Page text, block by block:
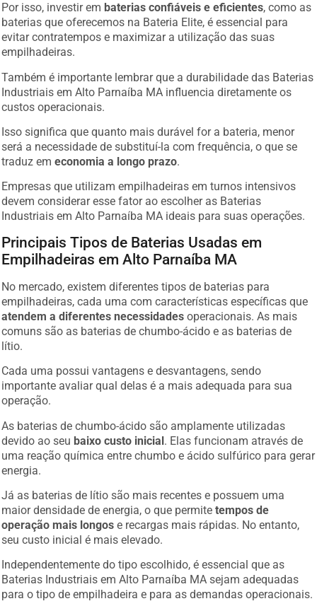
Por isso, investir em baterias confiáveis e eficientes, como as
baterias que oferecemos na Bateria Elite, é essencial para
evitar contratempos e maximizar a utilização das suas
empilhadeiras.
Também é importante lembrar que a durabilidade das Baterias
Industriais em Alto Parnaíba MA influencia diretamente os
custos operacionais.
Isso significa que quanto mais durável for a bateria, menor
será a necessidade de substituí-la com frequência, o que se
traduz emeconomia a longo prazo.
Empresas que utilizam empilhadeiras em turnos intensivos
devem considerar esse fator ao escolher as Baterias
Industriais em Alto Parnaíba MA ideais para suas operações.
Principais Tipos de Baterias Usadas em
Empilhadeiras em Alto Parnaíba MA
No mercado, existem diferentes tipos de baterias para
empilhadeiras, cada uma com características específicas que
atendem a diferentes necessidades operacionais. As mais
comuns são as baterias de chumbo-ácido e as baterias de
lítio.
Cada uma possui vantagens e desvantagens, sendo
importante avaliar qual delas é a mais adequada para sua
operação.
As baterias de chumbo-ácido são amplamente utilizadas
devido ao seu baixo custo inicial. Elas funcionam através de
uma reação química entre chumbo e ácido sulfúrico para gerar
energia.
Já as baterias de lítio são mais recentes e possuem uma
maior densidade de energia, o que permitetempos de
operação mais longos e recargas mais rápidas. No entanto,
seu custo inicial é mais elevado.
Independentemente do tipo escolhido, é essencial que as
Baterias Industriais em Alto Parnaíba MA sejam adequadas
para o tipo de empilhadeira e para as demandas operacionais.